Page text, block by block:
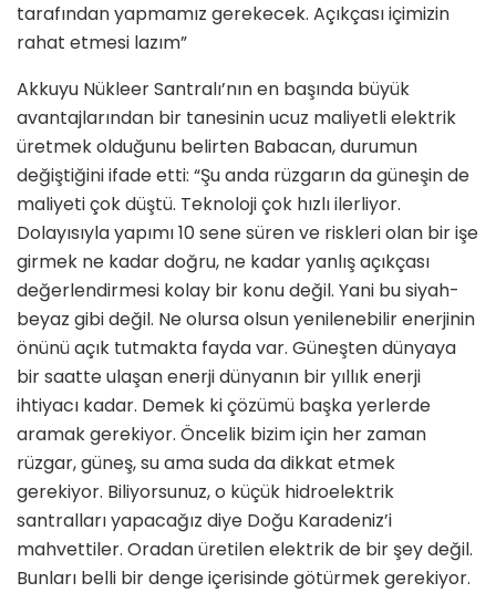
tarafından yapmamız gerekecek. Açıkçası içimizin
rahat etmesi lazım”
Akkuyu Nükleer Santralı’nın en başında büyük
avantajlarından bir tanesinin ucuz maliyetli elektrik
üretmek olduğunu belirten Babacan, durumun
değiştiğini ifade etti: “Şu anda rüzgarın da güneşin de
maliyeti çok düştü. Teknoloji çok hızlı ilerliyor.
Dolayısıyla yapımı 10 sene süren ve riskleri olan bir işe
girmek ne kadar doğru, ne kadar yanlış açıkçası
değerlendirmesi kolay bir konu değil. Yani bu siyah-
beyaz gibi değil. Ne olursa olsun yenilenebilir enerjinin
önünü açık tutmakta fayda var. Güneşten dünyaya
bir saatte ulaşan enerji dünyanın bir yıllık enerji
ihtiyacı kadar. Demek ki çözümü başka yerlerde
aramak gerekiyor. Öncelik bizim için her zaman
rüzgar, güneş, su ama suda da dikkat etmek
gerekiyor. Biliyorsunuz, o küçük hidroelektrik
santralları yapacağız diye Doğu Karadeniz’i
mahvettiler. Oradan üretilen elektrik de bir şey değil.
Bunları belli bir denge içerisinde götürmek gerekiyor.